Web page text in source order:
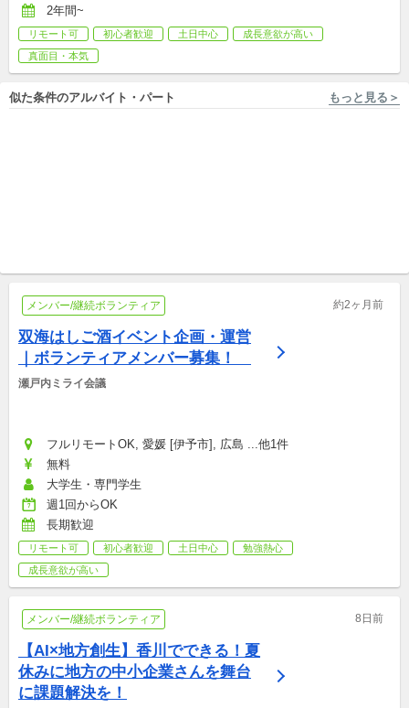
2年間~
リモート可 初心者歓迎 土日中心
成長意欲が高い
真面目・本気
似た条件のアルバイト・パート もっと見る＞
メンバー/継続ボランティア 約2ヶ月前
双海はしご酒イベント企画・運営
｜ボランティアメンバー募集！
瀬戸内ミライ会議
フルリモートOK, 愛媛 [伊予市], 広島 ...他1件
無料
大学生・専門学生
週1回からOK
長期歓迎
リモート可 初心者歓迎 土日中心
勉強熱心
成長意欲が高い
メンバー/継続ボランティア 8日前
【AI×地方創生】香川でできる！夏
休みに地方の中小企業さんを舞台
に課題解決を！